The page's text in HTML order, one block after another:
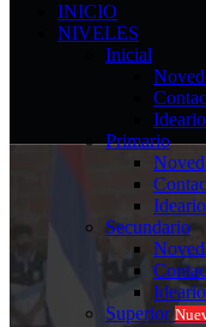
INICIO
NIVELES
Inicial
Ideario
Primario
Ideario
Secundario
Ideario
Superior